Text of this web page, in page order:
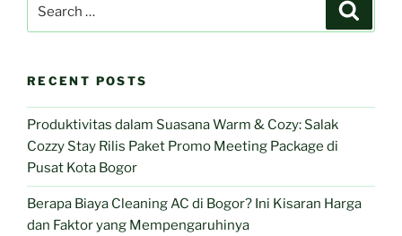
RECENT POSTS
Produktivitas dalam Suasana Warm & Cozy: Salak
Cozzy Stay Rilis Paket Promo Meeting Package di
Pusat Kota Bogor
Berapa Biaya Cleaning AC di Bogor? Ini Kisaran Harga
dan Faktor yang Mempengaruhinya